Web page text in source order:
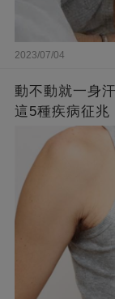
2023/07/04
動不動就一身
這5種疾病征兆